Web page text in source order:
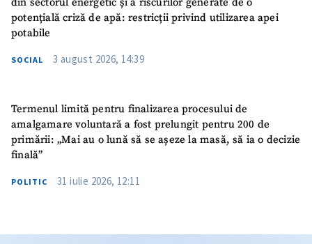
potențială criză de apă: restricții privind utilizarea apei
potabile
SOCIAL 3 august 2026, 14:39
Termenul limită pentru finalizarea procesului de
amalgamare voluntară a fost prelungit pentru 200 de
primării: „Mai au o lună să se așeze la masă, să ia o decizie
finală”
POLITIC 31 iulie 2026, 12:11